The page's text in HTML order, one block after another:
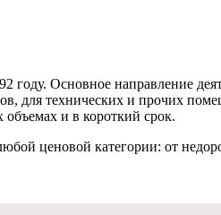
году. Основное направление
для технических и прочих
и в короткий срок.
ценовой категории: от